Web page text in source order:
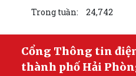
năm 2026
Công khai kết quả giải quyết thủ
Công khai kết quả giải quyết thủ
2026)
Trong tuần:
24,742
Cổng Thông tin
thành phố Hải